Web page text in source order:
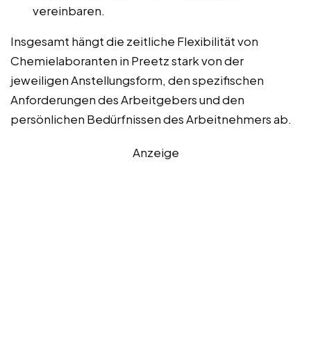
vereinbaren.
Insgesamt hängt die zeitliche Flexibilität von
Chemielaboranten in Preetz stark von der
jeweiligen Anstellungsform, den spezifischen
Anforderungen des Arbeitgebers und den
persönlichen Bedürfnissen des Arbeitnehmers ab.
Anzeige